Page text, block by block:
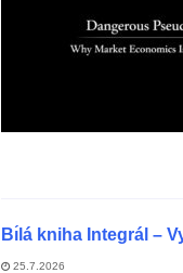
Bı́lá kniha Integrál –
25.7.2026